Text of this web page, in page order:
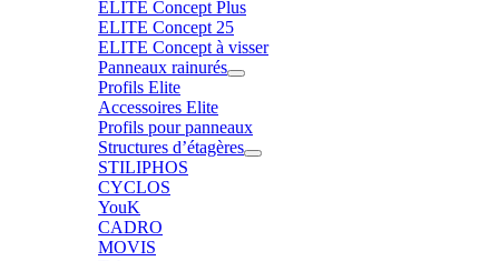
ELITE Concept Plus
ELITE Concept 25
ELITE Concept à visser
Panneaux rainurés
Profils Elite
Accessoires Elite
Profils pour panneaux
Structures d’étagères
STILIPHOS
CYCLOS
YouK
CADRO
MOVIS